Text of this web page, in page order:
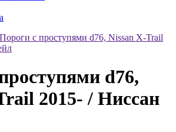
Пороги с проступями d76, Nissan X-Trail
d76,
2015- / Ниссан